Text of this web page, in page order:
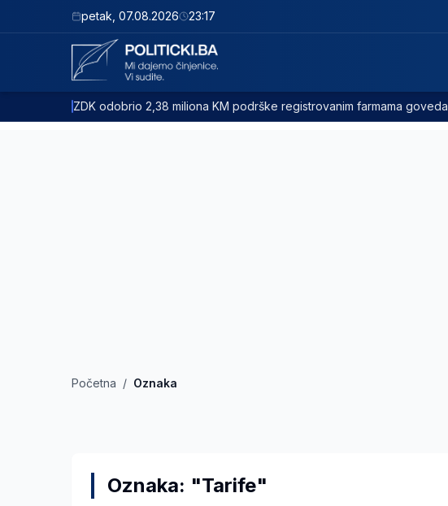
petak 07.08.2026 23:17
ZDK odobrio 2,38 miliona KM podrške registrovanim farmama goveda
Početna / Oznaka
Oznaka: "Tarife"